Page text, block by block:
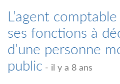
L’agent
ses fonctions à
d’une personne
public - il y a 8 ans